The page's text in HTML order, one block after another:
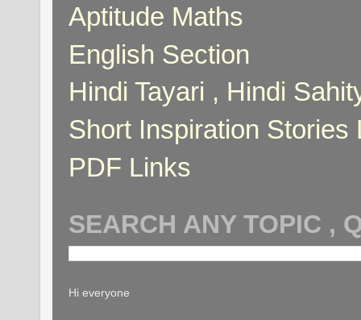
Aptitude Maths
English Section
Hindi Tayari , Hindi
Short Inspiration Stories
PDF Links
SEARCH ANY TOPIC ,
Hi everyone